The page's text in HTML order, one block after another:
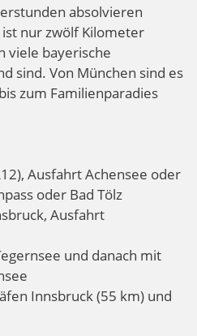
absolvieren
nur zwölf Kilometer
viele bayerische
sind. Von München sind es
zum Familienparadies
Ausfahrt Achensee oder
oder Bad Tölz
Ausfahrt
und danach mit
Innsbruck (55 km) und